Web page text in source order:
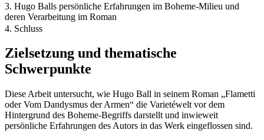
3. Hugo Balls persönliche Erfahrungen im Boheme-Milieu und
deren Verarbeitung im Roman
4. Schluss
Zielsetzung und thematische
Schwerpunkte
Diese Arbeit untersucht, wie Hugo Ball in seinem Roman „Flametti
oder Vom Dandysmus der Armen“ die Varietéwelt vor dem
Hintergrund des Boheme-Begriffs darstellt und inwieweit
persönliche Erfahrungen des Autors in das Werk eingeflossen sind.